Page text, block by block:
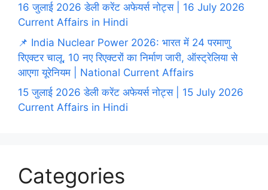
16 जुलाई 2026 डेली करेंट अफेयर्स नोट्स | 16 July 2026
Current Affairs in Hindi
📌 India Nuclear Power 2026: भारत में 24 परमाणु
रिएक्टर चालू, 10 नए रिएक्टरों का निर्माण जारी, ऑस्ट्रेलिया से
आएगा यूरेनियम | National Current Affairs
15 जुलाई 2026 डेली करेंट अफेयर्स नोट्स | 15 July 2026
Current Affairs in Hindi
Categories